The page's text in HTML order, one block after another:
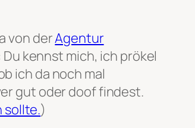
von derAgentur
kennst mich, ich prökel
ich da noch mal
gut oder doof findest.
sollte.)